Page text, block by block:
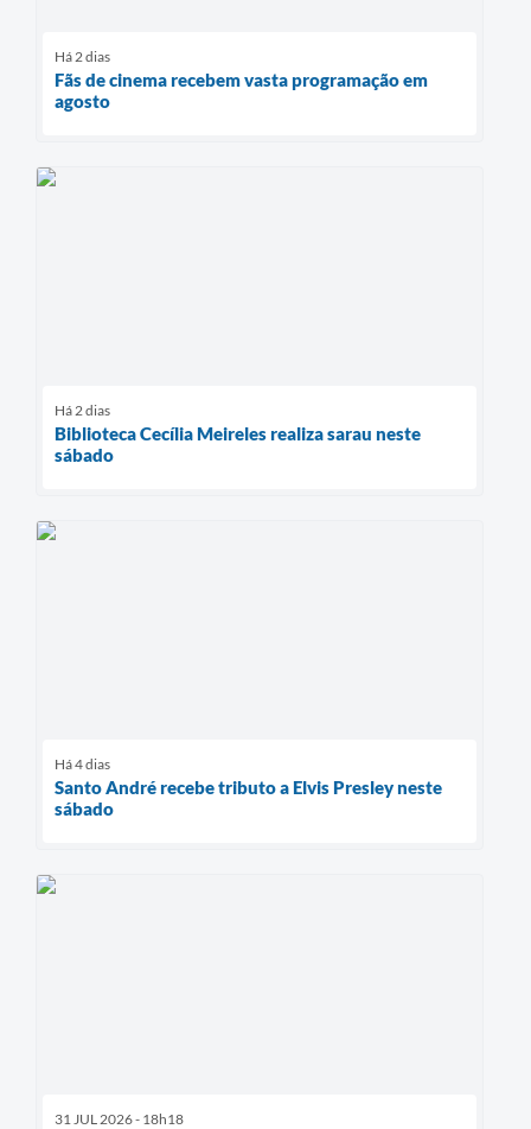
Há 2 dias
Fãs de cinema recebem vasta programação em
agosto
Há 2 dias
Biblioteca Cecília Meireles realiza sarau neste
sábado
Há 4 dias
Santo André recebe tributo a Elvis Presley neste
sábado
31 JUL 2026 - 18h18